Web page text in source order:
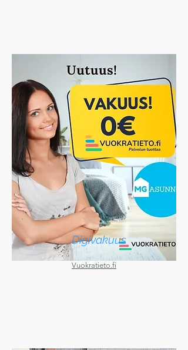
Digivakuus
Vuokratieto.fi